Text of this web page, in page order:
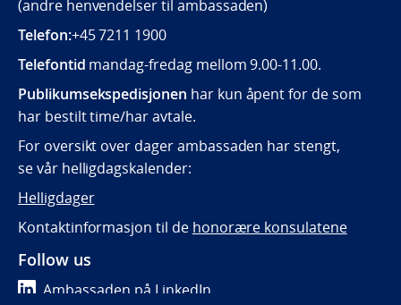
(andre henvendelser til ambassaden)
Telefon:+45 7211 1900
Telefontid mandag-fredag mellom 9.00-11.00.
Publikumsekspedisjonen har kun åpent for de som
har bestilt time/har avtale.
For oversikt over dager ambassaden har stengt,
se vår helligdagskalender:
Helligdager
Kontaktinformasjon til de honorære konsulatene
Follow us
Ambassaden på LinkedIn